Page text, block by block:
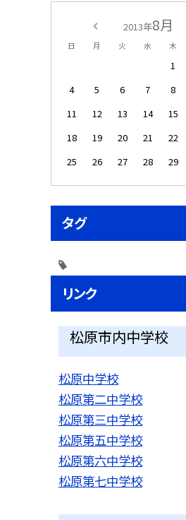
2013年8月
日 月 火 水 木
1
4
5 6 7 8
11
12 13 14 15
18
19 20 21 22
25
26 27 28 29
タグ
リンク
松原市内中学校
松原中学校
松原第二中学校
松原第三中学校
松原第五中学校
松原第六中学校
松原第七中学校